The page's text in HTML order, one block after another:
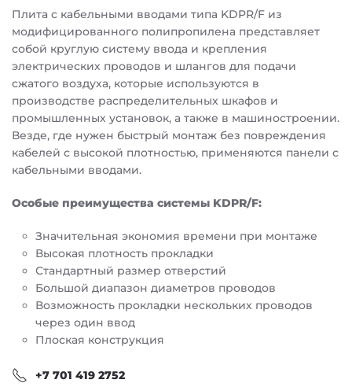
Плита с кабельными вводами типа KDPR/F из
модифицированного полипропилена представляет
собой круглую систему ввода и крепления
электрических проводов и шлангов для подачи
сжатого воздуха, которые используются в
производстве распределительных шкафов и
промышленных установок, а также в машиностроении.
Везде, где нужен быстрый монтаж без повреждения
кабелей с высокой плотностью, применяются панели с
кабельными вводами.
Особые преимущества системы KDPR/F:
Значительная экономия времени при монтаже
Высокая плотность прокладки
Стандартный размер отверстий
Большой диапазон диаметров проводов
Возможность прокладки нескольких проводов
через один ввод
Плоская конструкция
+7 701 419 2752